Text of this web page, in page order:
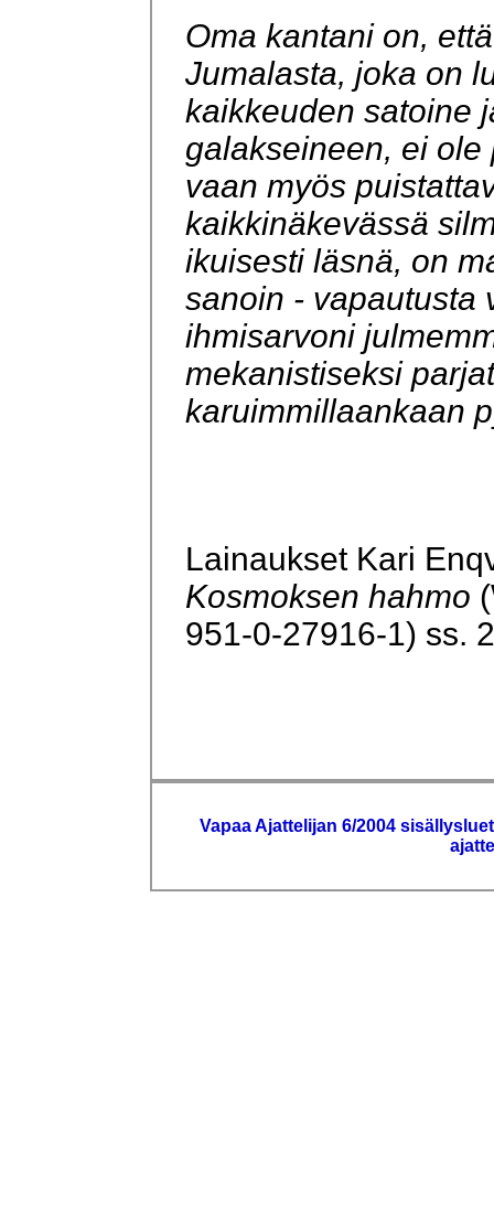
Oma kantani on,
Jumalasta, joka on
kaikkeuden satoine
galakseineen, ei
vaan myös
kaikkinäkevässä
ikuisesti läsnä, on
sanoin - vapautusta
ihmisarvoni
mekanistiseksi
karuimmillaankaan
Lainaukset Kari
Kosmoksen hahmo
951-0-27916-1) ss.
Vapaa Ajattelijan 6/2004